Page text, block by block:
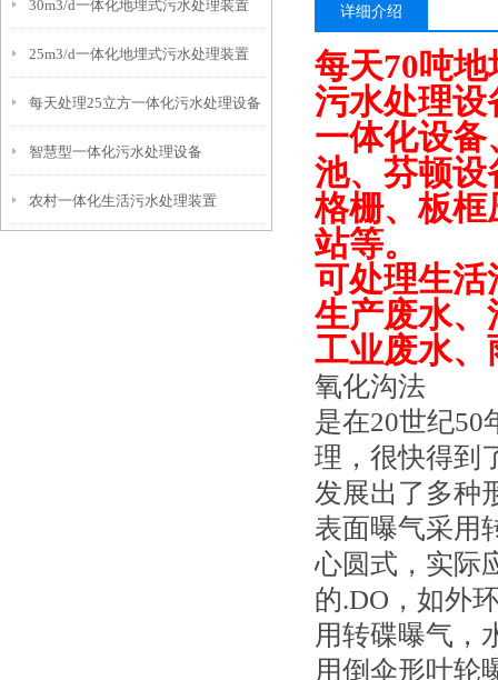
30m3/d一体化地埋式污水处理装置
25m3/d一体化地埋式污水处理装置
每天处理25立方一体化污水处理设备
智慧型一体化污水处理设备
农村一体化生活污水处理装置
详细介绍
每天70吨
污水处理设
一体化设
池、芬顿设
格栅、板框
站等。
可处理生活
生产废水、
工业废水、
氧化沟法
是在20世纪50
理，很快得到
发展出了多种
表面曝气采用
心圆式，实际
的.DO，如外
用转碟曝气，
用倒伞形叶轮